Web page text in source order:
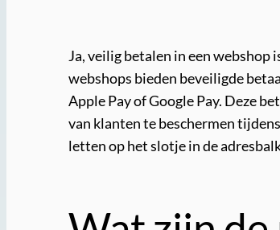
Ja, veilig betalen in een
webshops bieden beveiligde
Apple Pay of Google Pay. Deze
van klanten te beschermen
letten op het slotje in de